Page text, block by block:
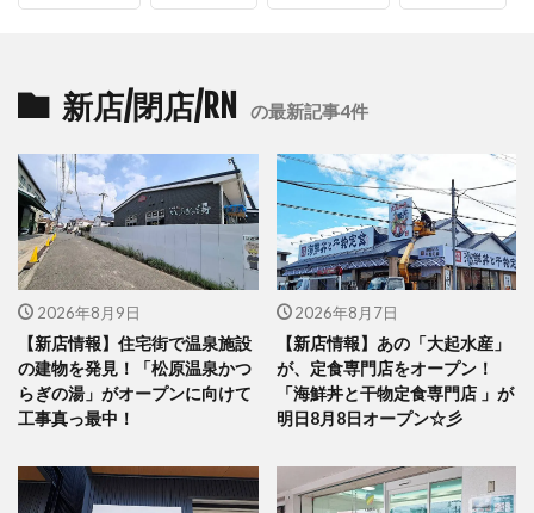
新店/閉店/RN の最新記事4件
2026年8月9日
【新店情報】住宅街で温泉施設
の建物を発見！「松原温泉かつ
らぎの湯」がオープンに向けて
工事真っ最中！
2026年8月7日
【新店情報】あの「大起水産」
が、定食専門店をオープン！
「海鮮丼と干物定食専門店 」が
明日8月8日オープン☆彡